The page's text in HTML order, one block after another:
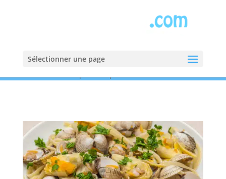
Sélectionner une page